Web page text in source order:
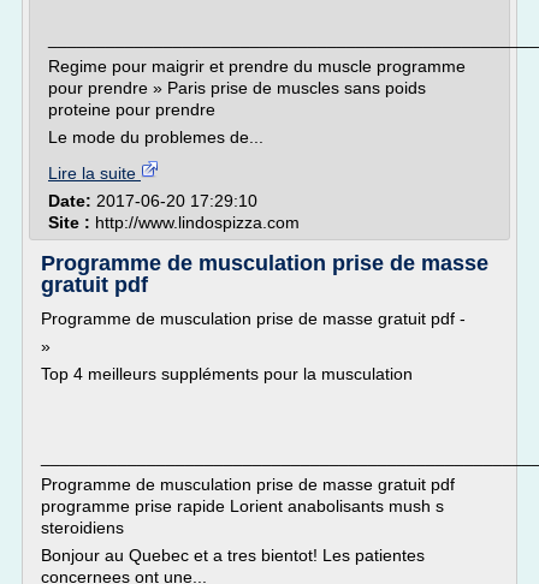
Regime pour maigrir et prendre du muscle programme
pour prendre » Paris prise de muscles sans poids
proteine pour prendre
Le mode du problemes de...
Lire la suite
Date: 2017-06-20 17:29:10
Site : http://www.lindospizza.com
Programme de musculation prise de masse
gratuit pdf
Programme de musculation prise de masse gratuit pdf -
»
Top 4 meilleurs suppléments pour la musculation
Programme de musculation prise de masse gratuit pdf
programme prise rapide Lorient anabolisants mush s
steroidiens
Bonjour au Quebec et a tres bientot! Les patientes
concernees ont une...